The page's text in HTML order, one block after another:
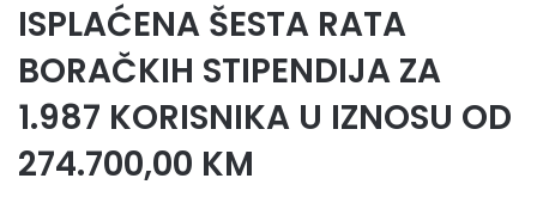
ISPLAĆENA ŠESTA RATA
BORAČKIH STIPENDIJA ZA
1.987 KORISNIKA U IZNOSU OD
274.700,00 KM